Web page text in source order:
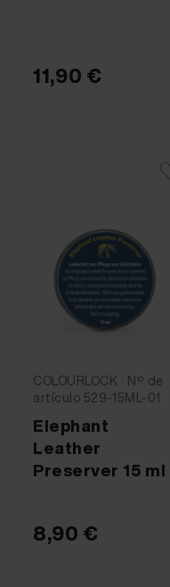
11,90 €
COLOURLOCK · Nº de
artículo 529-15ML-01
Elephant
Leather
Preserver 15 ml
8,90 €